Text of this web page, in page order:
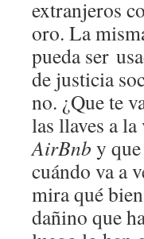
extranjeros
oro. La
pueda ser
de justicia
no. ¿Que te
las llaves a
AirBnb y
cuándo va a
mira qué
dañino que